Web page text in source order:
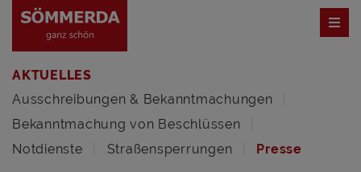
AKTUELLES
Ausschreibungen & Bekanntmachungen
Bekanntmachung von Beschlüssen
Notdienste
Straßensperrungen Presse